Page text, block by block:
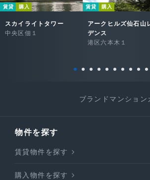
賃貸 購入
スカイライトタワー
中央区佃１
賃貸 購入
アークヒルズ仙石山
デンス
港区六本木１
ブランドマンション
物件を探す
賃貸物件を探す
購入物件を探す